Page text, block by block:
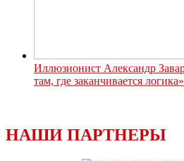
Иллюзионист Александр
там, где заканчивается логика»
НАШИ ПАРТНЕРЫ